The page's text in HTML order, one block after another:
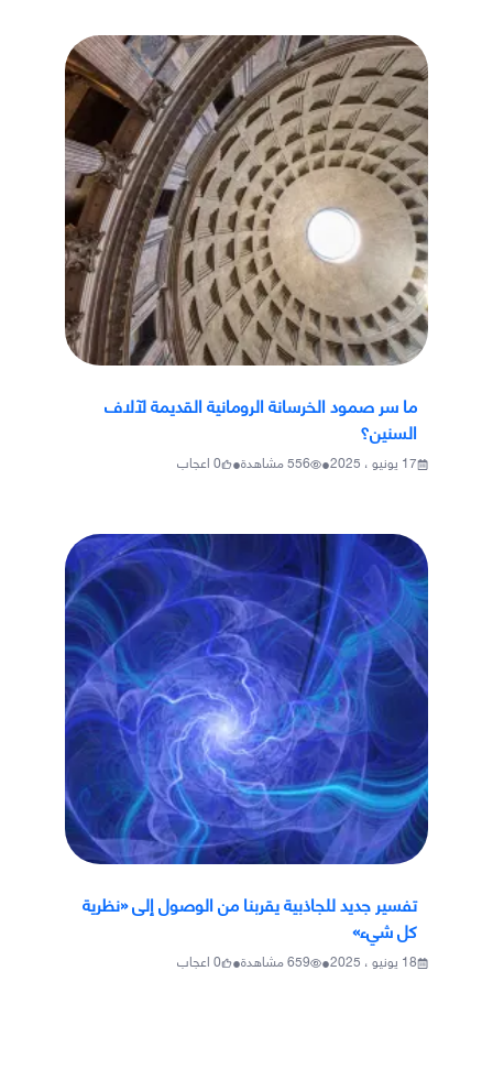
ما سر صمود الخرسانة الرومانية القديمة لآلاف
السنين؟
17 يونيو ، 2025 •
556مشاهدة•
0اعجاب
تفسير جديد للجاذبية يقربنا من الوصول إلى «نظرية
كل شيء»
18 يونيو ، 2025 •
659مشاهدة•
0اعجاب